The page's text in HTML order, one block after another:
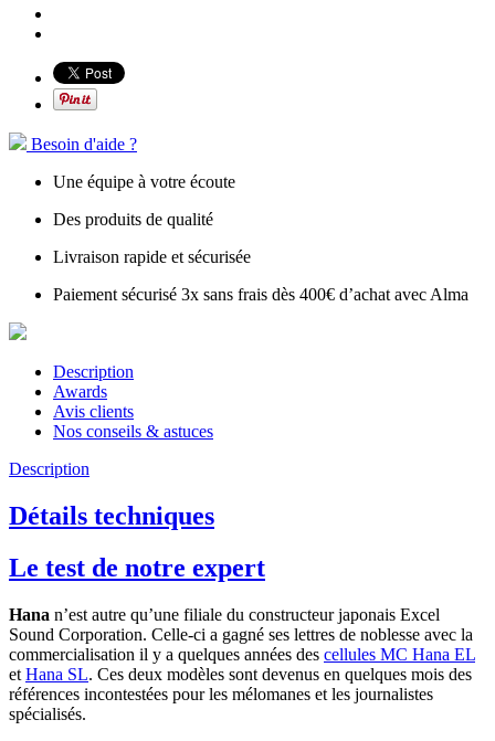
Besoin d'aide ?
Une équipe à votre écoute
Des produits de qualité
Livraison rapide et sécurisée
Paiement sécurisé 3x sans frais dès 400€ d’achat avec Alma
Description
Awards
Avis clients
Nos conseils & astuces
Description
Détails techniques
Le test de notre expert
Hana n’est autre qu’une filiale du constructeur japonais Excel
Sound Corporation. Celle-ci a gagné ses lettres de noblesse avec la
commercialisation il y a quelques années des cellules MC Hana EL
et Hana SL. Ces deux modèles sont devenus en quelques mois des
références incontestées pour les mélomanes et les journalistes
spécialisés.